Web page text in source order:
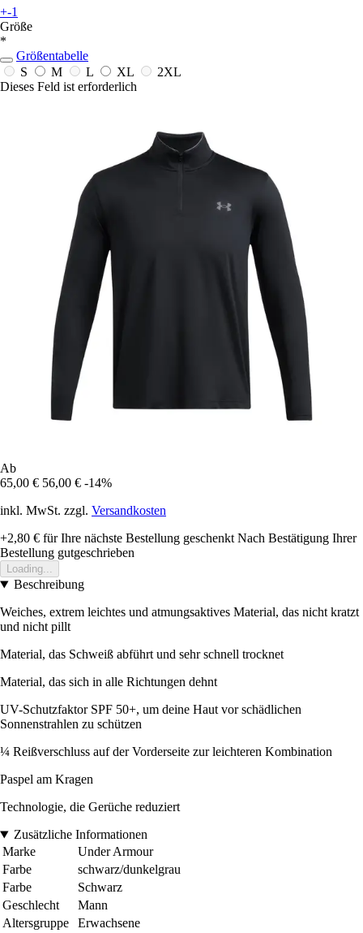
+-1
Größe
*
Größentabelle
S
M L XL
2XL
Dieses Feld ist erforderlich
Ab
65,00 € 56,00 € -14%
inkl. MwSt. zzgl. Versandkosten
+2,80 € für Ihre nächste Bestellung geschenkt Nach Bestätigung Ihrer
Bestellung gutgeschrieben
Loading...
Beschreibung
Weiches, extrem leichtes und atmungsaktives Material, das nicht kratzt
und nicht pillt
Material, das Schweiß abführt und sehr schnell trocknet
Material, das sich in alle Richtungen dehnt
UV-Schutzfaktor SPF 50+, um deine Haut vor schädlichen
Sonnenstrahlen zu schützen
¼ Reißverschluss auf der Vorderseite zur leichteren Kombination
Paspel am Kragen
Technologie, die Gerüche reduziert
Zusätzliche Informationen
Marke
Under Armour
Farbe
schwarz/dunkelgrau
Farbe
Schwarz
Geschlecht
Mann
Altersgruppe
Erwachsene